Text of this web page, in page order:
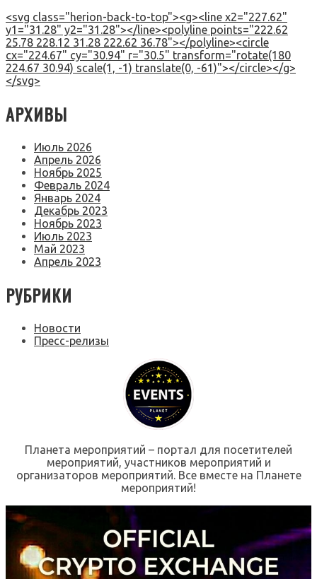
<svg class="herion-back-to-top"><g><line x2="227.62"
y1="31.28" y2="31.28"></line><polyline points="222.62
25.78 228.12 31.28 222.62 36.78"></polyline><circle
cx="224.67" cy="30.94" r="30.5" transform="rotate(180
224.67 30.94) scale(1, -1) translate(0, -61)"></circle></g>
</svg>
АРХИВЫ
Июль 2026
Апрель 2026
Ноябрь 2025
Февраль 2024
Январь 2024
Декабрь 2023
Ноябрь 2023
Июль 2023
Май 2023
Апрель 2023
РУБРИКИ
Новости
Пресс-релизы
Планета мероприятий – портал для посетителей
мероприятий, участников мероприятий и
организаторов мероприятий. Все вместе на Планете
мероприятий!